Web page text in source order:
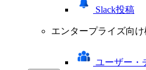
Slack投稿
エンタープライズ向
ユーザー・